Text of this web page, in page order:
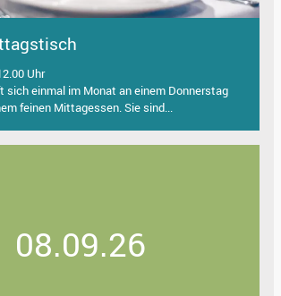
Uhr
sich einmal im Monat an einem Donnerstag
feinen Mittagessen. Sie sind...
08.09.26